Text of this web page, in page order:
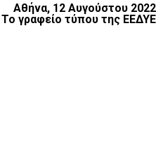
Αθήνα, 12 Αυγούστου 2022
Το γραφείο τύπου της ΕΕΔΥΕ